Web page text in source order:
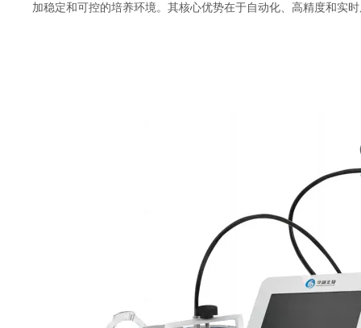
加稳定和可控的培养环境。其核心优势在于自动化、高精度和实